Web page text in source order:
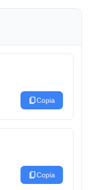
content_copyCopia
content_copyCopia